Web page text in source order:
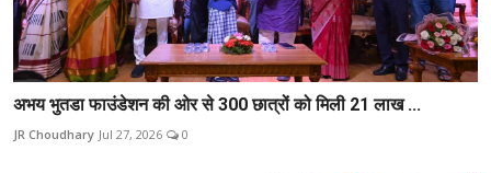
अभय भुतडा फाउंडेशन की ओर से 300 छात्रों को मिली 21 लाख ...
JR Choudhary Jul 27, 2026 0